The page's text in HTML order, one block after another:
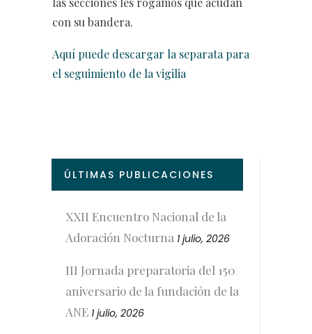
con su bandera.
Aquí puede descargar la separata para
el seguimiento de la vigilia
ÚLTIMAS PUBLICACIONES
XXII Encuentro Nacional de la
Adoración Nocturna 1 julio, 2026
III Jornada preparatoria del 150
aniversario de la fundación de la
ANE 1 julio, 2026